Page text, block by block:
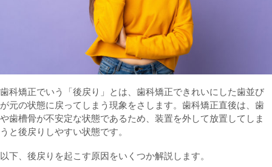
歯科矯正でいう「後戻り」とは、歯科矯正できれいにした歯並び
が元の状態に戻ってしまう現象をさします。歯科矯正直後は、歯
や歯槽骨が不安定な状態であるため、装置を外して放置してしま
うと後戻りしやすい状態です。
以下、後戻りを起こす原因をいくつか解説します。